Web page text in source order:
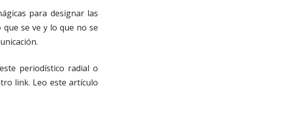
para designar las
se ve y lo que no se
periodístico radial o
link. Leo este artículo